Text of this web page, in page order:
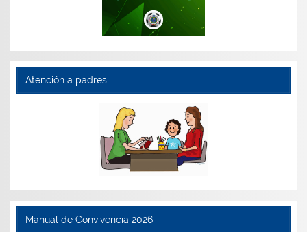
Atención a padres
Manual de Convivencia 2026